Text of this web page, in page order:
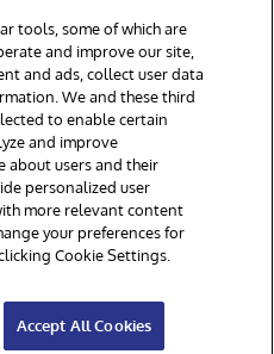
Boston, MA. Alle Rechte
Erklärung zum Datenschutz
Barrierefreiheit
tools, some of which are
and improve our site,
and ads, collect user data
We and these third
to enable certain
and improve
about users and their
personalized user
more relevant content
your preferences for
Cookie Settings.
Accept All Cookies